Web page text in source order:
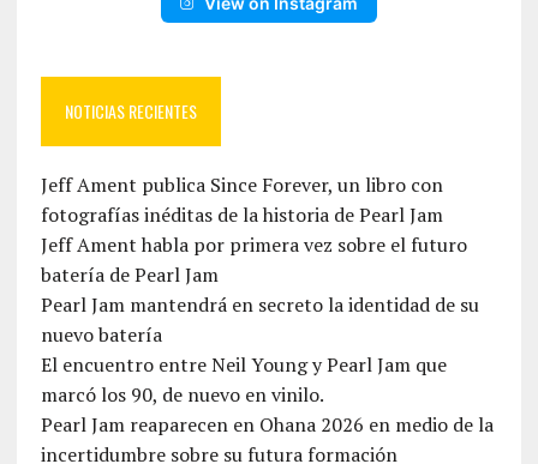
NOTICIAS RECIENTES
Jeff Ament publica Since Forever, un libro con
fotografías inéditas de la historia de Pearl Jam
Jeff Ament habla por primera vez sobre el futuro
batería de Pearl Jam
Pearl Jam mantendrá en secreto la identidad de su
nuevo batería
El encuentro entre Neil Young y Pearl Jam que
marcó los 90, de nuevo en vinilo.
Pearl Jam reaparecen en Ohana 2026 en medio de la
incertidumbre sobre su futura formación